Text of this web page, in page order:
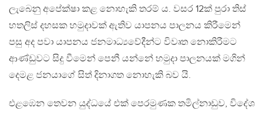
ලැබෙනු අපේක්ෂා කළ නොහැකි තරම් ය. වසර 12ක් පුරා තිස්
හතලිස් දහසක හමුදාවක් ඇතිව යාපනය පාලනය කිරීමෙන්
පසු අද පවා යාපනය ජනමාධ්‍යවේදීන්ට විවෘත නොකිරීමට
ආණ්ඩුවට සිදු වීමෙන් පෙනී යන්නේ හමුදා පාලනයක් මගින්
දෙමළ ජනයාගේ සිත් දිනාගත නොහැකි බව යි.
එළඹෙන තෙවන යුද්ධයේ එක් පෙරමුණක තමිල්නාඩුව, විදේශ